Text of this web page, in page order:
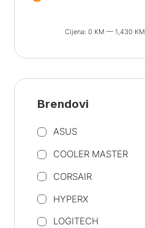
Cijena: 0 KM — 1,430 KM
Brendovi
ASUS
COOLER MASTER
CORSAIR
HYPERX
LOGITECH